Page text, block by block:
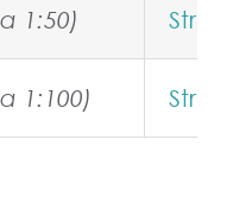
1:50)
1:100)